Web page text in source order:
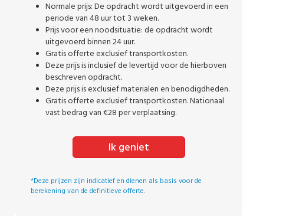
Normale prijs: De opdracht wordt uitgevoerd in een
periode van 48 uur tot 3 weken.
Prijs voor een noodsituatie: de opdracht wordt
uitgevoerd binnen 24 uur.
Gratis offerte exclusief transportkosten.
Deze prijs is inclusief de levertijd voor de hierboven
beschreven opdracht.
Deze prijs is exclusief materialen en benodigdheden.
Gratis offerte exclusief transportkosten. Nationaal
vast bedrag van €28 per verplaatsing.
Ik geniet
*Deze prijzen zijn indicatief en dienen als basis voor de
berekening van de definitieve offerte.